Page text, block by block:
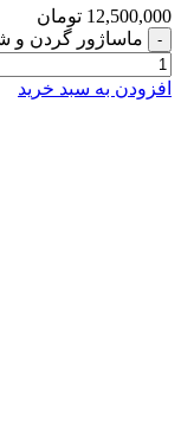
12,500,000 تومان
ماساژور گردن و
افزودن به سبد خرید